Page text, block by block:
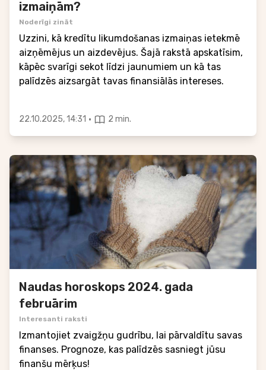
izmaiņām?
Noderīgi zināt
Uzzini, kā kredītu likumdošanas izmaiņas ietekmē
aizņēmējus un aizdevējus. Šajā rakstā apskatīsim,
kāpēc svarīgi sekot līdzi jaunumiem un kā tas
palīdzēs aizsargāt tavas finansiālās intereses.
22.10.2025, 14:31 · 2 min.
Naudas horoskops 2024. gada
februārim
Interesanti raksti
Izmantojiet zvaigžņu gudrību, lai pārvaldītu savas
finanses. Prognoze, kas palīdzēs sasniegt jūsu
finanšu mērķus!